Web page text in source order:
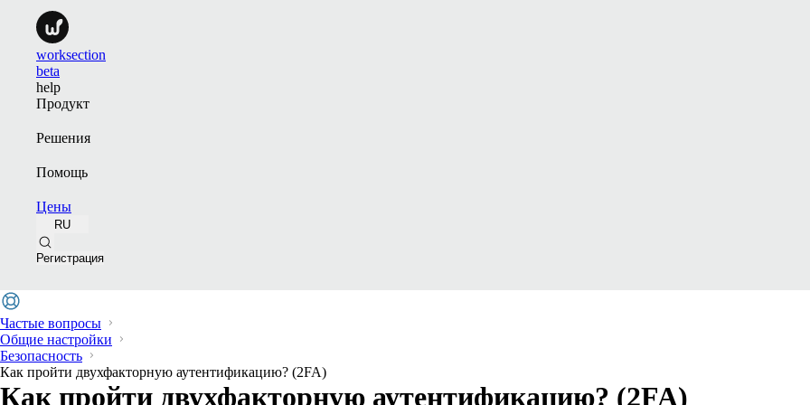
worksection
beta
help
Продукт
Решения
Помощь
Цены
RU
Регистрация
Частые вопросы
Общие настройки
Безопасность
Как пройти двухфакторную аутентификацию? (2FA)
Как пройти двухфакторную аутентификацию? (2FA)